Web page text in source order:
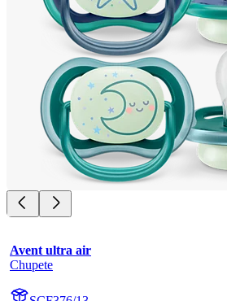
Avent ultra air
Chupete